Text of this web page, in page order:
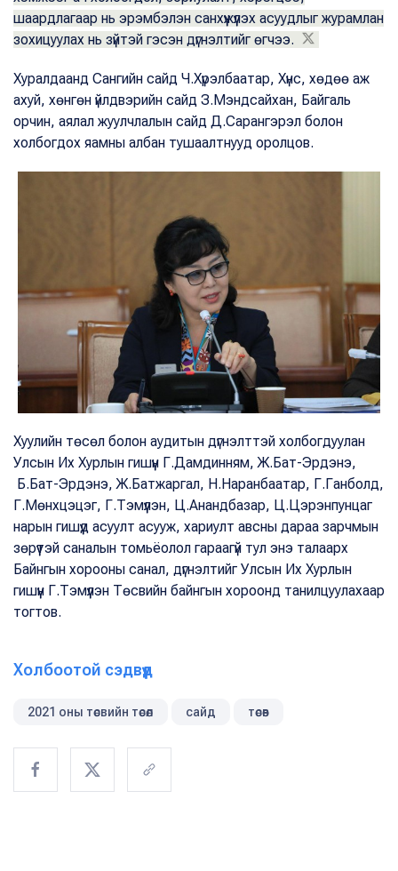
шаардлагаар нь эрэмбэлэн санхүүжүүлэх асуудлыг журамлан
зохицуулах нь зүйтэй гэсэн дүгнэлтийг өгчээ.
Хуралдаанд Сангийн сайд Ч.Хүрэлбаатар, Хүнс, хөдөө аж
ахуй, хөнгөн үйлдвэрийн сайд З.Мэндсайхан, Байгаль
орчин, аялал жуулчлалын сайд Д.Сарангэрэл болон
холбогдох яамны албан тушаалтнууд оролцов.
Хуулийн төсөл болон аудитын дүгнэлттэй холбогдуулан
Улсын Их Хурлын гишүүн Г.Дамдинням, Ж.Бат-Эрдэнэ,
Б.Бат-Эрдэнэ, Ж.Батжаргал, Н.Наранбаатар, Г.Ганболд,
Г.Мөнхцэцэг, Г.Тэмүүлэн, Ц.Анандбазар, Ц.Цэрэнпунцаг
нарын гишүүд асуулт асууж, хариулт авсны дараа зарчмын
зөрүүтэй саналын томьёолол гараагүй тул энэ талаарх
Байнгын хорооны санал, дүгнэлтийг Улсын Их Хурлын
гишүүн Г.Тэмүүлэн Төсвийн байнгын хороонд танилцуулахаар
тогтов.
Холбоотой сэдвүүд
2021 оны төсвийн төсөл сайд төсөв